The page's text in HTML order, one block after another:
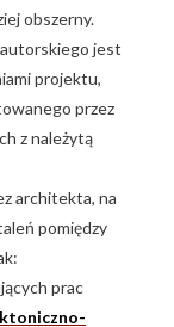
obszerny.
jest
projektu,
przez
z należytą
architekta, na
pomiędzy
prac